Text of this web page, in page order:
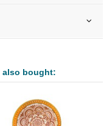
also bought: